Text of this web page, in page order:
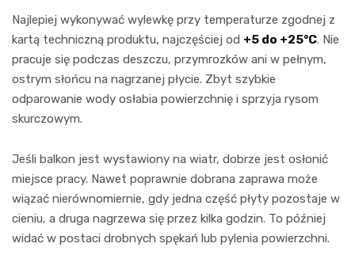
Najlepiej wykonywać wylewkę przy temperaturze zgodnej z
kartą techniczną produktu, najczęściej od +5 do +25°C. Nie
pracuje się podczas deszczu, przymrozków ani w pełnym,
ostrym słońcu na nagrzanej płycie. Zbyt szybkie
odparowanie wody osłabia powierzchnię i sprzyja rysom
skurczowym.
Jeśli balkon jest wystawiony na wiatr, dobrze jest osłonić
miejsce pracy. Nawet poprawnie dobrana zaprawa może
wiązać nierównomiernie, gdy jedna część płyty pozostaje w
cieniu, a druga nagrzewa się przez kilka godzin. To później
widać w postaci drobnych spękań lub pylenia powierzchni.